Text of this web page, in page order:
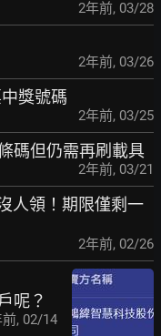
2年前, 03/28
2年前, 03/26
獎號碼
2年前, 03/25
碼但仍需再刷載具
2年前, 03/21
人領！期限僅剩一
2年前, 02/26
呢？
前, 02/14